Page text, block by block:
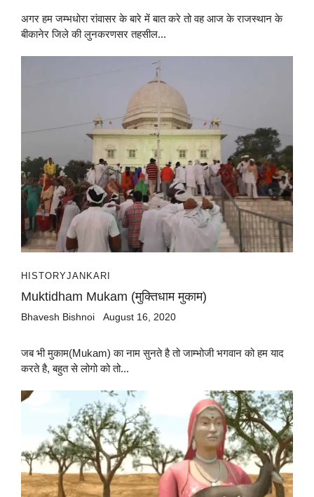
अगर हम जम्भधोरा रांवासर के बारे में बात करे तो वह आज के राजस्थान के
बीकानेर जिले की लुनकरणसर तहसील...
HISTORYJANKARI
Muktidham Mukam (मुक्तिधाम मुकाम)
Bhavesh Bishnoi August 16, 2020
जब भी मुकाम(Mukam) का नाम सुनते है तो जाम्भोजी भगवान को हम याद
करते है, बहुत से लोगो को तो...